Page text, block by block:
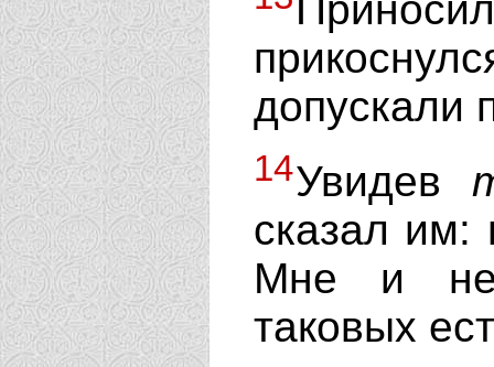
допускали
14Увидев
сказал им:
Мне и не
таковых